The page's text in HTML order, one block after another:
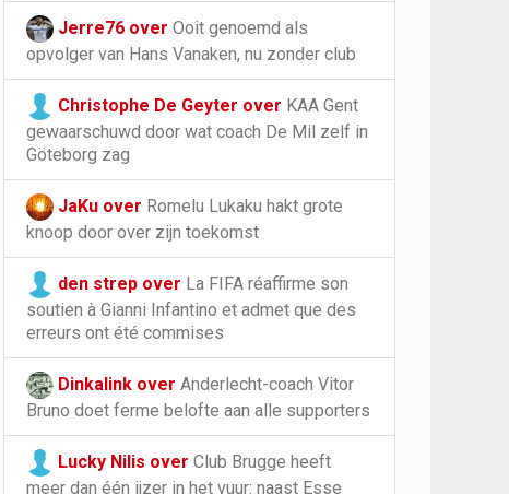
Jerre76 over Ooit genoemd als
opvolger van Hans Vanaken, nu zonder club
Christophe De Geyter over KAA Gent
gewaarschuwd door wat coach De Mil zelf in
Göteborg zag
JaKu over Romelu Lukaku hakt grote
knoop door over zijn toekomst
den strep over La FIFA réaffirme son
soutien à Gianni Infantino et admet que des
erreurs ont été commises
Dinkalink over Anderlecht-coach Vitor
Bruno doet ferme belofte aan alle supporters
Lucky Nilis over Club Brugge heeft
meer dan één ijzer in het vuur: naast Esse